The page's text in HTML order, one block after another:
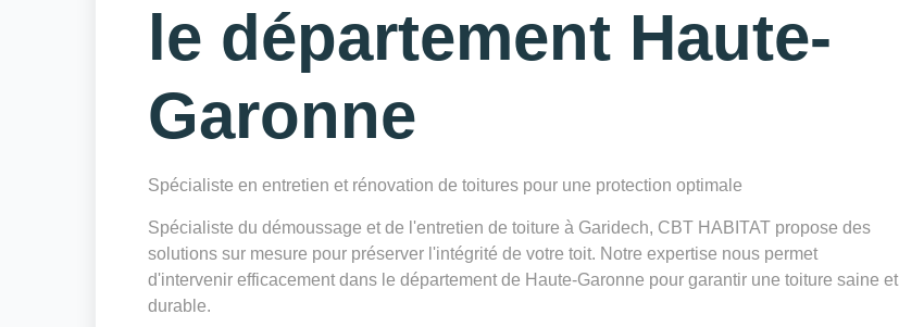
le département Haute-
Garonne
Spécialiste en entretien et rénovation de toitures pour une protection optimale
Spécialiste du démoussage et de l'entretien de toiture à Garidech, CBT HABITAT propose des
solutions sur mesure pour préserver l'intégrité de votre toit. Notre expertise nous permet
d'intervenir efficacement dans le département de Haute-Garonne pour garantir une toiture saine et
durable.